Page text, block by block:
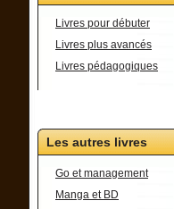
Livres pour débuter
Livres plus avancés
Livres pédagogiques
Les autres livres
Go et management
Manga et BD